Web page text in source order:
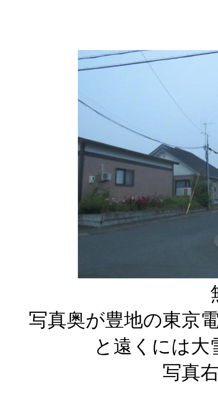
写真奥が豊地の東京
と遠くには大
写真